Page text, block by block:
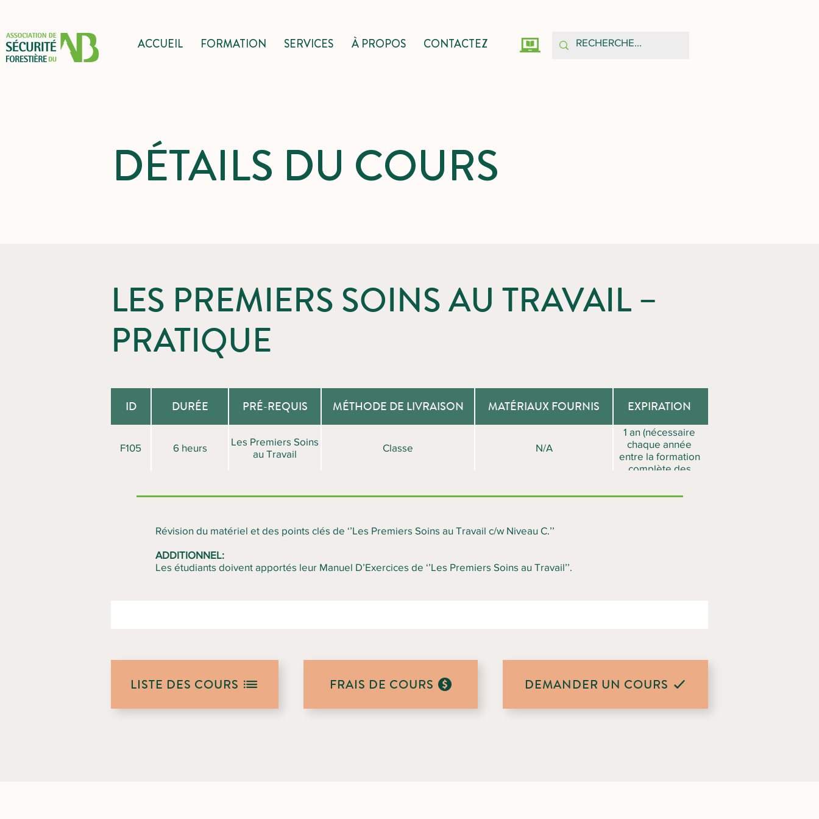
ACCUEIL FORMATION SERVICES À PROPOS CONTACTEZ
DÉTAILS DU COURS
LES PREMIERS SOINS AU TRAVAIL –
PRATIQUE
ID DURÉE PRÉ-REQUIS MÉTHODE DE LIVRAISON MATÉRIAUX FOURNIS EXPIRATION
F105 6 heurs
Les Premiers Soins
au Travail
Classe N/A
1 an (nécessaire
chaque année
entre la formation
complète des
l’expiration).
Révision du matériel et des points clés de ‘’Les Premiers Soins au Travail c/w Niveau C.’’
ADDITIONNEL:
Les étudiants doivent apportés leur Manuel D’Exercices de ‘’Les Premiers Soins au Travail’’.
LISTE DES COURS FRAIS DE COURS DEMANDER UN COURS